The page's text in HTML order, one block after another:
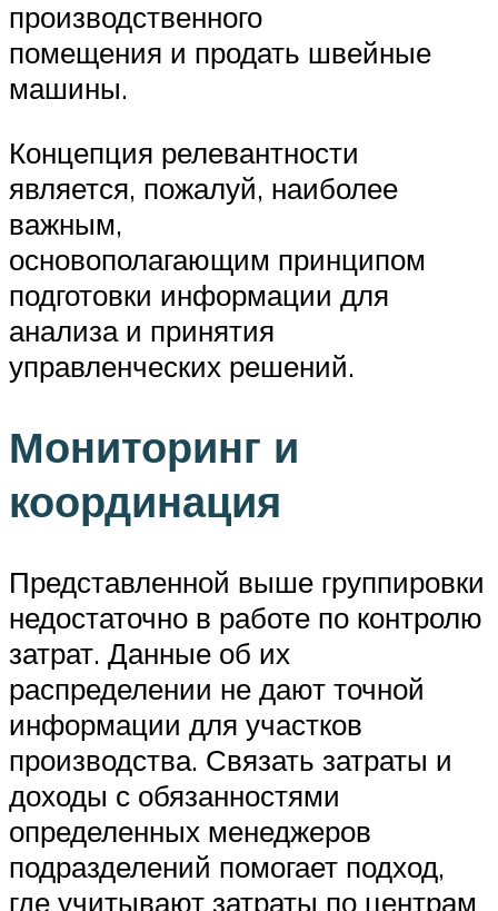
производственного
помещения и продать швейные
машины.
Концепция релевантности
является, пожалуй, наиболее
важным,
основополагающим принципом
подготовки информации для
анализа и принятия
управленческих решений.
Мониторинг и
координация
Представленной выше группировки
недостаточно в работе по контролю
затрат. Данные об их
распределении не дают точной
информации для участков
производства. Связать затраты и
доходы с обязанностями
определенных менеджеров
подразделений помогает подход,
где учитывают затраты по центрам